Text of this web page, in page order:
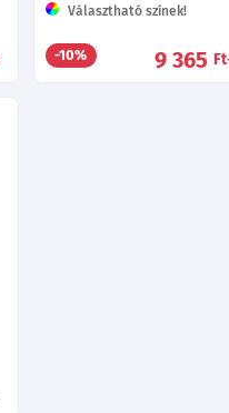
Választható színek!
-10% 9 365 Ft